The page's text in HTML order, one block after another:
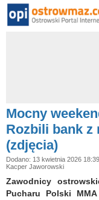
Mocny
Rozbili bank z
(zdjęcia)
Dodano: 13 kwietnia 2026
Kacper Jaworowski
Zawodnicy
Pucharu Polski